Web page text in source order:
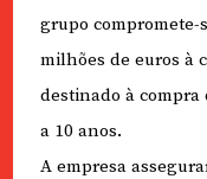
grupo compromete-
milhões de euros à
destinado à compra
a 10 anos.
A empresa